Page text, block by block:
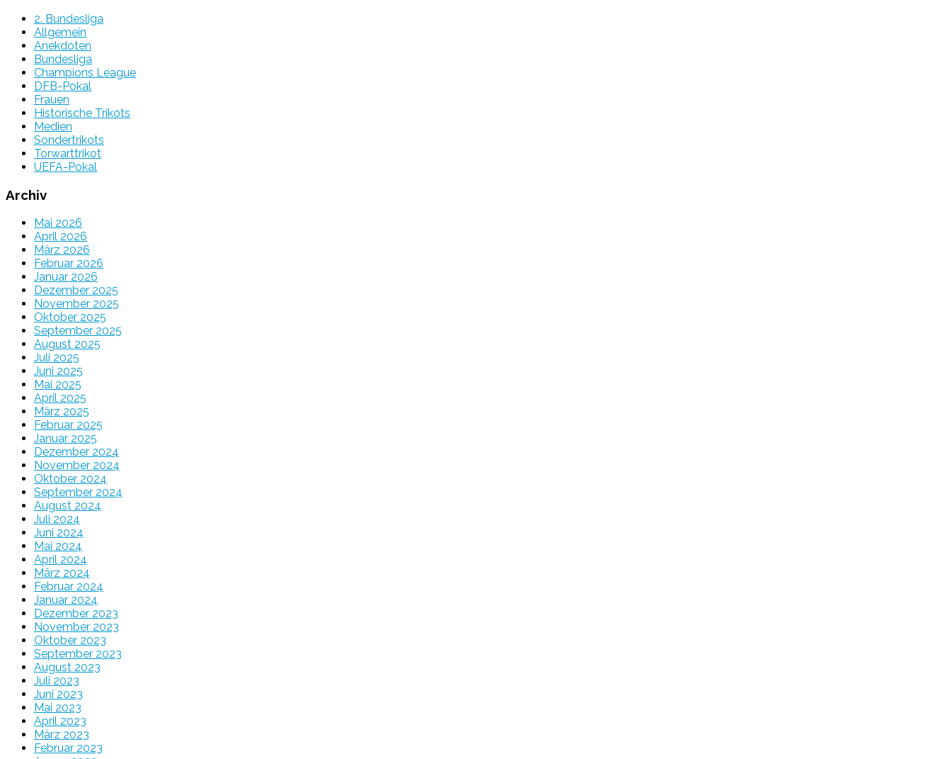
2. Bundesliga
Allgemein
Anekdoten
Bundesliga
Champions League
DFB-Pokal
Frauen
Historische Trikots
Medien
Sondertrikots
Torwarttrikot
UEFA-Pokal
Archiv
Mai 2026
April 2026
März 2026
Februar 2026
Januar 2026
Dezember 2025
November 2025
Oktober 2025
September 2025
August 2025
Juli 2025
Juni 2025
Mai 2025
April 2025
März 2025
Februar 2025
Januar 2025
Dezember 2024
November 2024
Oktober 2024
September 2024
August 2024
Juli 2024
Juni 2024
Mai 2024
April 2024
März 2024
Februar 2024
Januar 2024
Dezember 2023
November 2023
Oktober 2023
September 2023
August 2023
Juli 2023
Juni 2023
Mai 2023
April 2023
März 2023
Februar 2023